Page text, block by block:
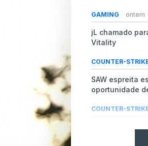
GAMING ontem
jL chamado
Vitality
COUNTER-
SAW espreita
oportunidade
COUNTER-
do Counter-